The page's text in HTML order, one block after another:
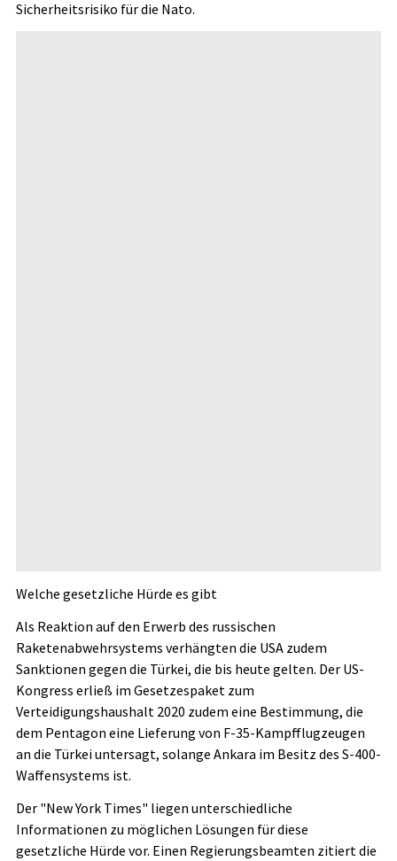
Sicherheitsrisiko für die Nato.
Welche gesetzliche Hürde es gibt
Als Reaktion auf den Erwerb des russischen
Raketenabwehrsystems verhängten die USA zudem
Sanktionen gegen die Türkei, die bis heute gelten. Der US-
Kongress erließ im Gesetzespaket zum
Verteidigungshaushalt 2020 zudem eine Bestimmung, die
dem Pentagon eine Lieferung von F-35-Kampfflugzeugen
an die Türkei untersagt, solange Ankara im Besitz des S-400-
Waffensystems ist.
Der "New York Times" liegen unterschiedliche
Informationen zu möglichen Lösungen für diese
gesetzliche Hürde vor. Einen Regierungsbeamten zitiert die